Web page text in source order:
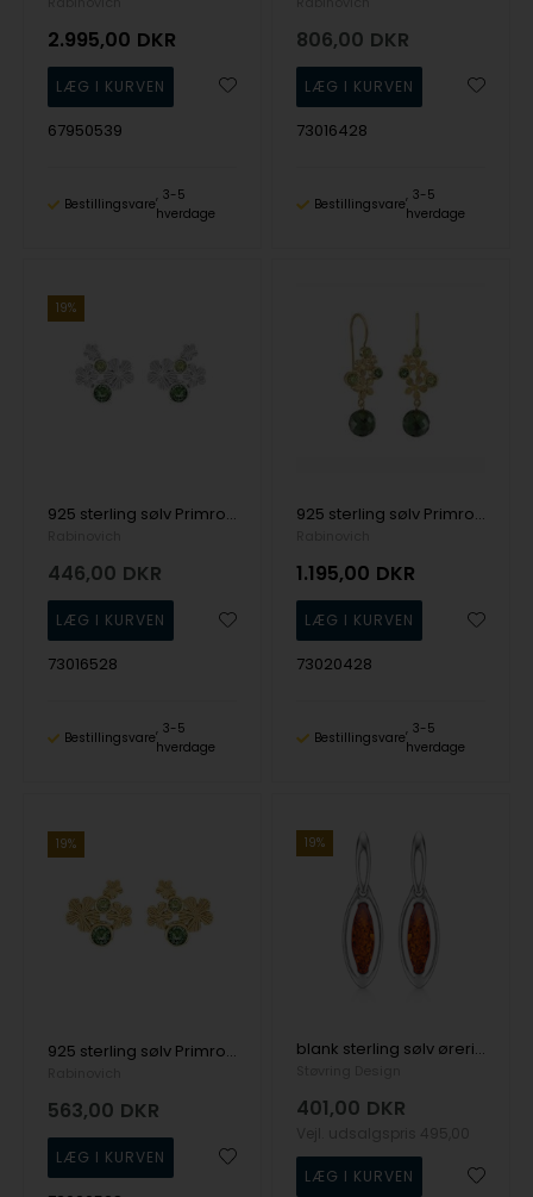
2.995,00 DKR
67950539
Bestillingsvare
3-5
hverdage
806,00 DKR
73016428
Bestillingsvare
3-5
hverdage
19%
925 sterling sølv Primrose Ørestikker blank fra Rabinovich
446,00 DKR
73016528
Bestillingsvare
3-5
hverdage
925 sterling sølv Primrose Ørehængere forgyldt fra Rabinovich
1.195,00 DKR
73020428
Bestillingsvare
3-5
hverdage
19%
925 sterling sølv Primrose Ørestikker forgyldt fra Rabinovich
563,00 DKR
19%
blank sterling sølv øreringe RAV med blank overflade fra Støvring Design
401,00 DKR